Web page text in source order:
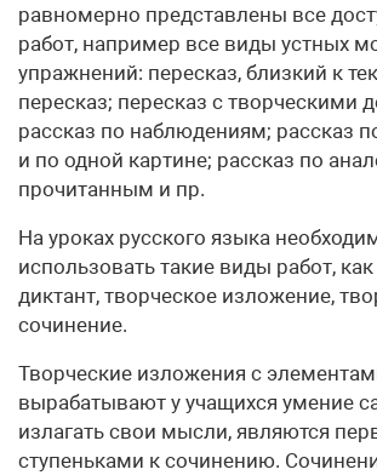
равномерно представлены все
работ, например все виды устных
упражнений: пересказ, близкий к
пересказ; пересказ с творческими
рассказ по наблюдениям; рассказ
и по одной картине; рассказ по
прочитанным и пр.
На уроках русского языка
использовать такие виды работ,
диктант, творческое изложение,
сочинение.
Творческие изложения с
вырабатывают у учащихся умение
излагать свои мысли, являются
ступеньками к сочинению.